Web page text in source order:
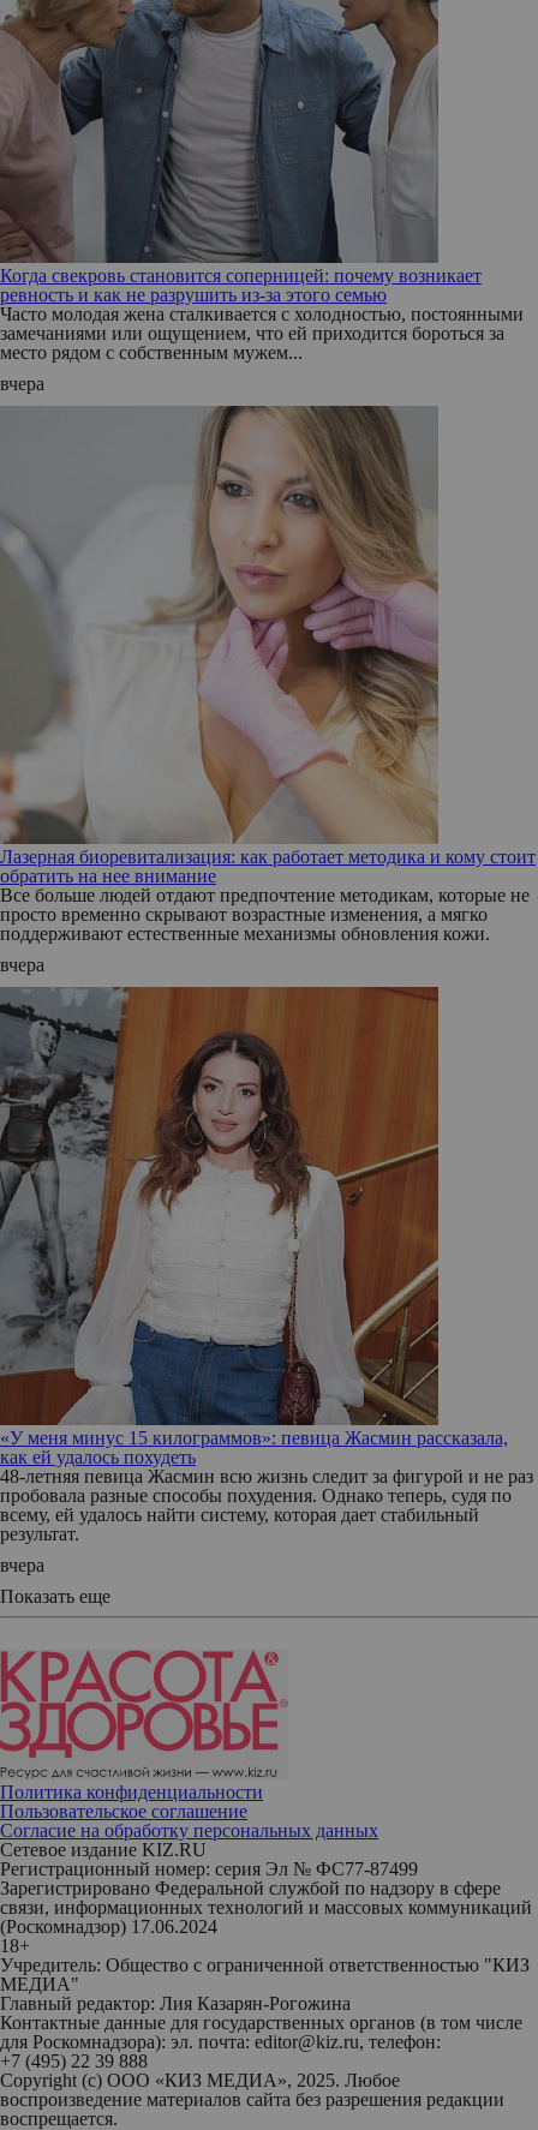
Когда свекровь становится соперницей: почему возникает
ревность и как не разрушить из-за этого семью
Часто молодая жена сталкивается с холодностью, постоянными
замечаниями или ощущением, что ей приходится бороться за
место рядом с собственным мужем...
вчера
Лазерная биоревитализация: как работает методика и кому стоит
обратить на нее внимание
Все больше людей отдают предпочтение методикам, которые не
просто временно скрывают возрастные изменения, а мягко
поддерживают естественные механизмы обновления кожи.
вчера
«У меня минус 15 килограммов»: певица Жасмин рассказала,
как ей удалось похудеть
48-летняя певица Жасмин всю жизнь следит за фигурой и не раз
пробовала разные способы похудения. Однако теперь, судя по
всему, ей удалось найти систему, которая дает стабильный
результат.
вчера
Показать еще
Политика конфиденциальности
Пользовательское соглашение
Согласие на обработку персональных данных
Сетевое издание KIZ.RU
Регистрационный номер: серия Эл № ФС77-87499
Зарегистрировано Федеральной службой по надзору в сфере
связи, информационных технологий и массовых коммуникаций
(Роскомнадзор) 17.06.2024
18+
Учредитель: Общество с ограниченной ответственностью "КИЗ
МЕДИА"
Главный редактор: Лия Казарян-Рогожина
Контактные данные для государственных органов (в том числе
для Роскомнадзора): эл. почта: editor@kiz.ru, телефон:
+7 (495) 22 39 888
Copyright (с) ООО «КИЗ МЕДИА», 2025. Любое
воспроизведение материалов сайта без разрешения редакции
воспрещается.